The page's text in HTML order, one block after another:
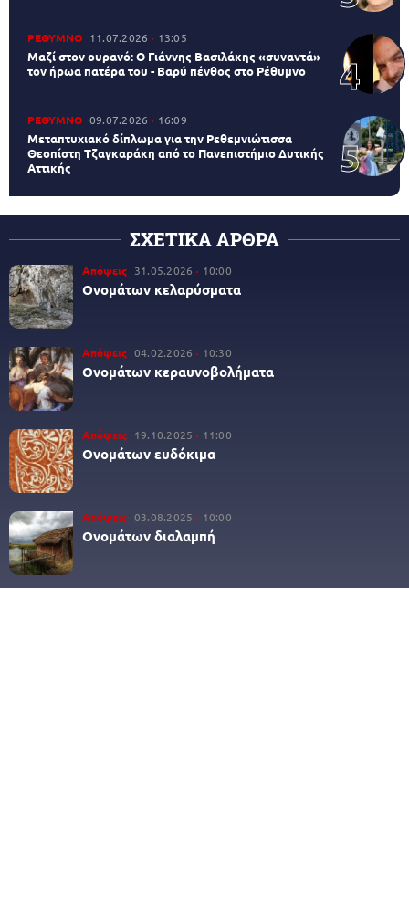
ΡΕΘΥΜΝΟ 11.07.2026 13:05
Μαζί στον ουρανό: Ο Γιάννης Βασιλάκης «συναντά»
τον ήρωα πατέρα του - Βαρύ πένθος στο Ρέθυμνο
ΡΕΘΥΜΝΟ 09.07.2026 16:09
Μεταπτυχιακό δίπλωμα για την Ρεθεμνιώτισσα
Θεοπίστη Τζαγκαράκη από το Πανεπιστήμιο Δυτικής
Αττικής
ΣΧΕΤΙΚΑ ΑΡΘΡΑ
Απόψεις 31.05.2026 10:00
Ονομάτων κελαρύσματα
Απόψεις 04.02.2026 10:30
Ονομάτων κεραυνοβολήματα
Απόψεις 19.10.2025 11:00
Ονομάτων ευδόκιμα
Απόψεις 03.08.2025 10:00
Ονομάτων διαλαμπή